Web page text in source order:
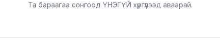
Та бараагаа сонгоод ҮНЭГҮЙ хүргүүлээд аваарай.